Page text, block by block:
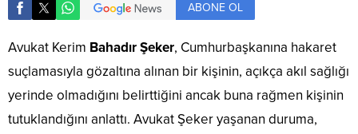
ABONE OL
Avukat Kerim Bahadır Şeker, Cumhurbaşkanına hakaret
suçlamasıyla gözaltına alınan bir kişinin, açıkça akıl sağlığı
yerinde olmadığını belirttiğini ancak buna rağmen kişinin
tutuklandığını anlattı. Avukat Şeker yaşanan duruma,